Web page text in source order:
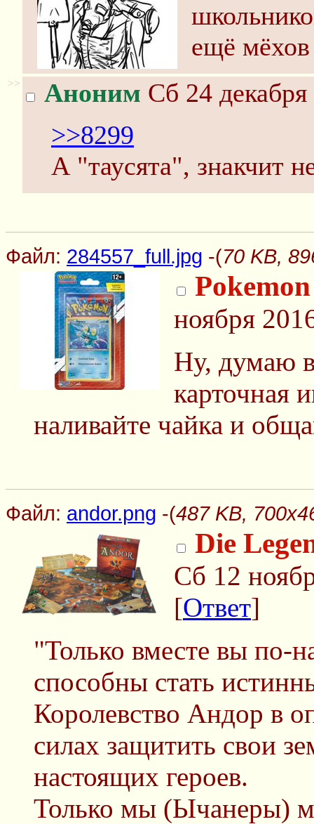
ещё мёхов
>> Аноним Сб 24
>>8299
А "таусята", знакчит
Файл: 284557_full.jpg -(70 KB,
ноября
Ну, думаю
карточная
наливайте чайка и
Файл: andor.png -(487 KB,
Die
Сб 12
[Ответ]
"Только вместе вы по-
способны стать
Королевство Андор в
силах защитить свои
настоящих героев.
Только мы (Ычанеры)